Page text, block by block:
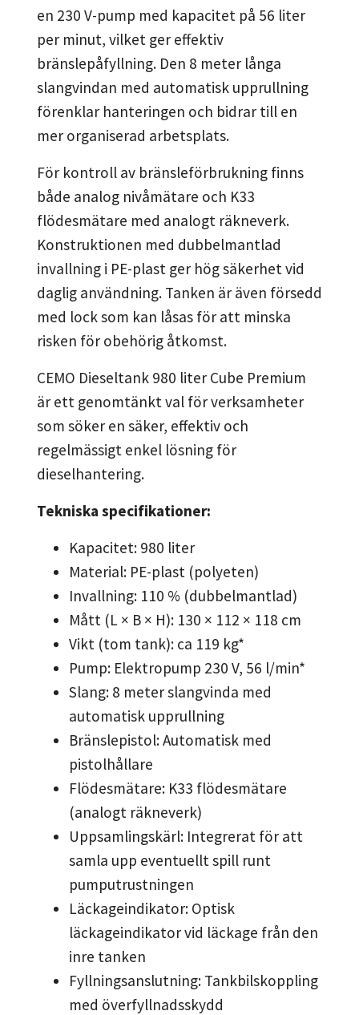
en 230 V-pump med kapacitet på 56 liter
per minut, vilket ger effektiv
bränslepåfyllning. Den 8 meter långa
slangvindan med automatisk upprullning
förenklar hanteringen och bidrar till en
mer organiserad arbetsplats.
För kontroll av bränsleförbrukning finns
både analog nivåmätare och K33
flödesmätare med analogt räkneverk.
Konstruktionen med dubbelmantlad
invallning i PE-plast ger hög säkerhet vid
daglig användning. Tanken är även försedd
med lock som kan låsas för att minska
risken för obehörig åtkomst.
CEMO Dieseltank 980 liter Cube Premium
är ett genomtänkt val för verksamheter
som söker en säker, effektiv och
regelmässigt enkel lösning för
dieselhantering.
Tekniska specifikationer:
Kapacitet: 980 liter
Material: PE-plast (polyeten)
Invallning: 110 % (dubbelmantlad)
Mått (L × B × H): 130 × 112 × 118 cm
Vikt (tom tank): ca 119 kg*
Pump: Elektropump 230 V, 56 l/min*
Slang: 8 meter slangvinda med
automatisk upprullning
Bränslepistol: Automatisk med
pistolhållare
Flödesmätare: K33 flödesmätare
(analogt räkneverk)
Uppsamlingskärl: Integrerat för att
samla upp eventuellt spill runt
pumputrustningen
Läckageindikator: Optisk
läckageindikator vid läckage från den
inre tanken
Fyllningsanslutning: Tankbilskoppling
med överfyllnadsskydd